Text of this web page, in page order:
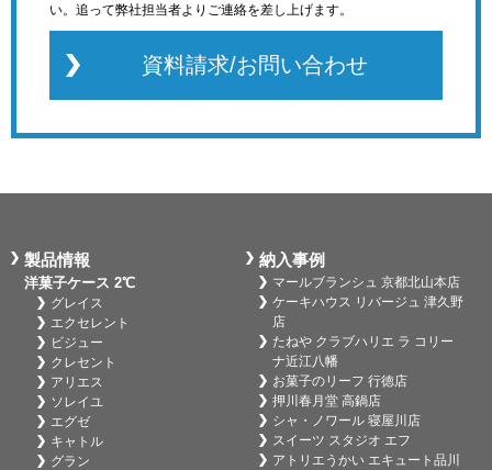
い。追って弊社担当者よりご連絡を差し上げます。
資料請求/お問い合わせ
製品情報
洋菓子ケース 2℃
グレイス
エクセレント
ビジュー
クレセント
アリエス
ソレイユ
エグゼ
キャトル
グラン
納入事例
マールブランシュ 京都北山本店
ケーキハウス リバージュ 津久野
店
たねや クラブハリエ ラ コリー
ナ近江八幡
お菓子のリーフ 行徳店
押川春月堂 高鍋店
シャ・ノワール 寝屋川店
スイーツ スタジオ エフ
アトリエうかい エキュート品川